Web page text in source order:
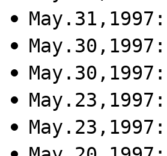
May.31,1997:
May.30,1997:
May.30,1997:
May.23,1997:
May.23,1997: